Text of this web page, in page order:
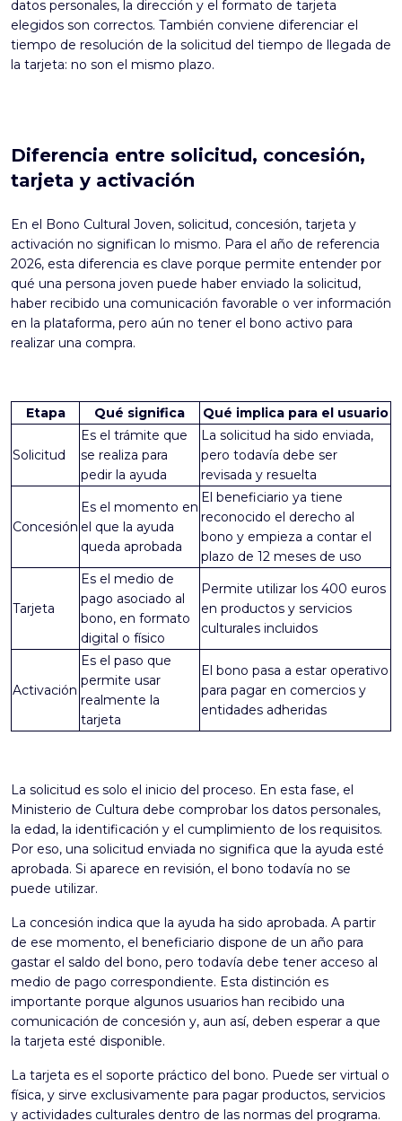
datos personales, la dirección y el formato de tarjeta
elegidos son correctos. También conviene diferenciar el
tiempo de resolución de la solicitud del tiempo de llegada de
la tarjeta: no son el mismo plazo.
Diferencia entre solicitud, concesión,
tarjeta y activación
En el Bono Cultural Joven, solicitud, concesión, tarjeta y
activación no significan lo mismo. Para el año de referencia
2026, esta diferencia es clave porque permite entender por
qué una persona joven puede haber enviado la solicitud,
haber recibido una comunicación favorable o ver información
en la plataforma, pero aún no tener el bono activo para
realizar una compra.
Etapa Qué significa Qué implica para el usuario
Solicitud
Es el trámite que
se realiza para
pedir la ayuda
La solicitud ha sido enviada,
pero todavía debe ser
revisada y resuelta
Concesión
Es el momento en
el que la ayuda
queda aprobada
El beneficiario ya tiene
reconocido el derecho al
bono y empieza a contar el
plazo de 12 meses de uso
Tarjeta
Es el medio de
pago asociado al
bono, en formato
digital o físico
Permite utilizar los 400 euros
en productos y servicios
culturales incluidos
Activación
Es el paso que
permite usar
realmente la
tarjeta
El bono pasa a estar operativo
para pagar en comercios y
entidades adheridas
La solicitud es solo el inicio del proceso. En esta fase, el
Ministerio de Cultura debe comprobar los datos personales,
la edad, la identificación y el cumplimiento de los requisitos.
Por eso, una solicitud enviada no significa que la ayuda esté
aprobada. Si aparece en revisión, el bono todavía no se
puede utilizar.
La concesión indica que la ayuda ha sido aprobada. A partir
de ese momento, el beneficiario dispone de un año para
gastar el saldo del bono, pero todavía debe tener acceso al
medio de pago correspondiente. Esta distinción es
importante porque algunos usuarios han recibido una
comunicación de concesión y, aun así, deben esperar a que
la tarjeta esté disponible.
La tarjeta es el soporte práctico del bono. Puede ser virtual o
física, y sirve exclusivamente para pagar productos, servicios
y actividades culturales dentro de las normas del programa.